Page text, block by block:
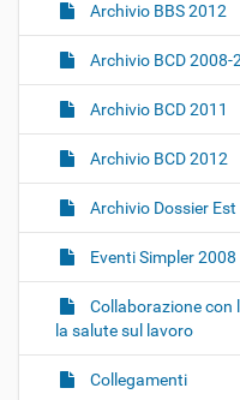
Archivio BBS 2012
Archivio BCD 2008-
Archivio BCD 2011
Archivio BCD 2012
Archivio Dossier Est
Eventi Simpler 2008
Collaborazione con
la salute sul lavoro
Collegamenti